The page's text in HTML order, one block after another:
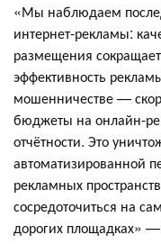
«Мы наблюдаем
интернет-рекламы:
размещения
эффективность
мошенничестве —
бюджеты на онлайн-
отчётности. Это
автоматизированной
рекламных
сосредоточиться на
дорогих площадках» —